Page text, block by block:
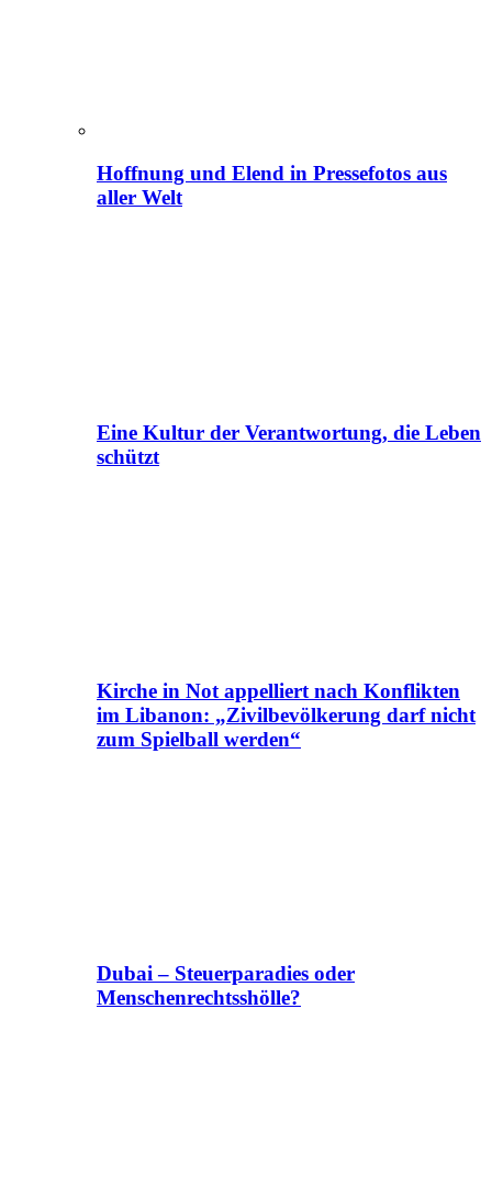
Hoffnung und Elend in Pressefotos aus
aller Welt
Eine Kultur der Verantwortung, die Leben
schützt
Kirche in Not appelliert nach Konflikten
im Libanon: „Zivilbevölkerung darf nicht
zum Spielball werden“
Dubai – Steuerparadies oder
Menschenrechtsshölle?